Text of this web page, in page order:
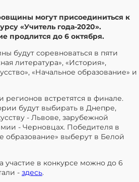
могут присоединиться к
«Учитель года-2020».
продлится до 6 октября.
будут соревноваться в пяти
литература», «История»,
«Начальное образование» и
встретятся в финале.
будут выбирать в Днепре,
- Львове, зарубежной
- Черновцах. Победителя в
образование» выберут в Белой
участие в конкурсе можно до 6
- здесь.